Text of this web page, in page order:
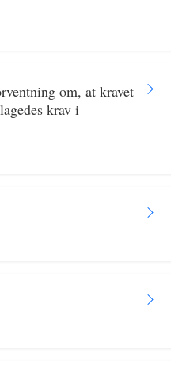
om, at kravet
krav i